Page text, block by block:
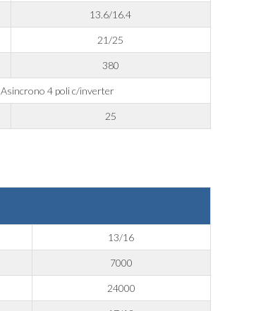
13.6/16.4
21/25
380
Asincrono 4 poli c/inverter
25
13/16
7000
24000